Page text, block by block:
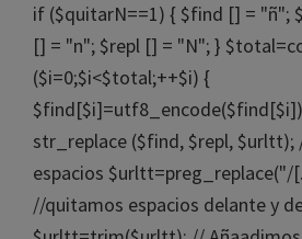
if ($quitarN==1) { $find [] = "ñ";
[] = "n"; $repl [] = "N"; }
($i=0;$i<$total;++$i) {
str_replace ($find, $repl,
espacios $urltt=preg_replace("/
//quitamos espacios delante y